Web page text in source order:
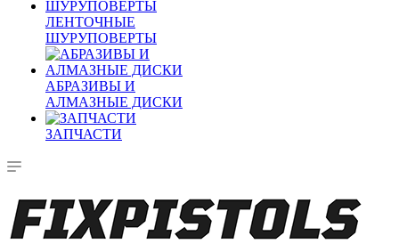
ЛЕНТОЧНЫЕ
ШУРУПОВЕРТЫ
АБРАЗИВЫ И
АЛМАЗНЫЕ ДИСКИ
ЗАПЧАСТИ